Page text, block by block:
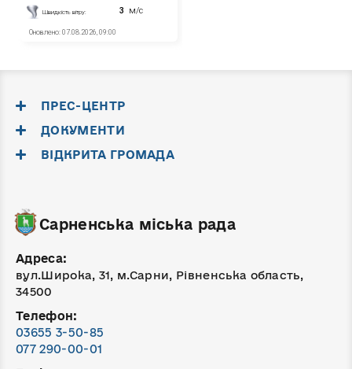
ПРЕС-ЦЕНТР
ДОКУМЕНТИ
ВІДКРИТА ГРОМАДА
Сарненська міська рада
Адреса:
вул.Широка, 31, м.Сарни, Рівненська область,
34500
Телефон:
03655 3-50-85
077 290-00-01